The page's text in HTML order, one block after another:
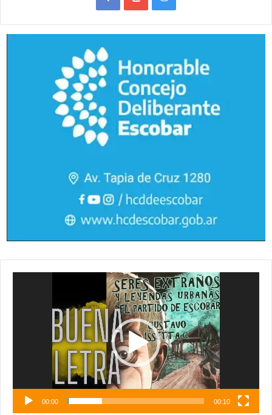
00:00 00:10